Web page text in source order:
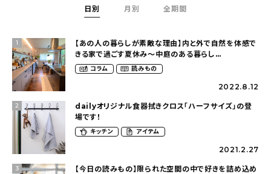
日別 月別 全期間
1
【あの人の暮らしが素敵な理由】内と外で自然を体感で
きる家で過ごす夏休み〜中庭のある暮らし
（yume_2700さん）
コラム 読みもの
2022.8.12
2
dailyオリジナル食器拭きクロス「ハーフサイズ」の登
場です！
キッチン アイテム
2021.2.27
3
【今日の読みもの】限られた空間の中で好きを詰め込め